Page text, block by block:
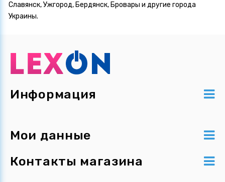
Славянск, Ужгород, Бердянск, Бровары и другие города
Украины.
Информация
Мои данные
Контакты магазина